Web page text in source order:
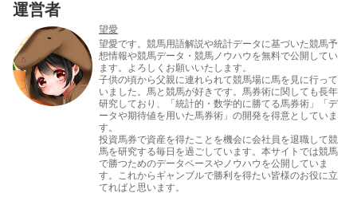
運営者
望愛
望愛です。競馬用語解説や統計データに基づいた競馬予
想情報や競馬データ・競馬ノウハウを無料で公開してい
ます。よろしくお願いいたします。
子供の頃から父親に連れられて競馬場に馬を見に行って
いました。馬と競馬が好きです。馬券術に関しても長年
研究しており、「統計的・数学的に勝てる馬券術」「デ
ータや期待値を用いた馬券術」の開発を得意としていま
す。
投資馬券で資産を得たことを機会に会社員を退職して競
馬を研究する毎日を過ごしています。本サイトでは競馬
で勝つためのデータベースやノウハウを公開していま
す。これからギャンブルで勝利を得たい皆様のお役に立
てればと思います。